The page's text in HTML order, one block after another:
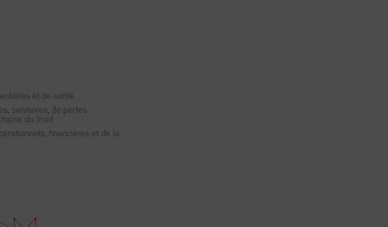
et de santé
sanitaires, de pertes
du froid
financières et de la